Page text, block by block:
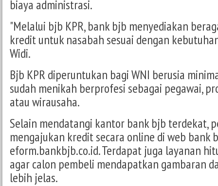
biaya administrasi.
"Melalui bjb KPR, bank bjb menyediakan
kredit untuk nasabah sesuai dengan
Widi.
Bjb KPR diperuntukan bagi WNI berusia
sudah menikah berprofesi sebagai pegawai,
atau wirausaha.
Selain mendatangi kantor bank bjb terdekat,
mengajukan kredit secara online di web bank
eform.bankbjb.co.id. Terdapat juga layanan
agar calon pembeli mendapatkan gambaran
lebih jelas.